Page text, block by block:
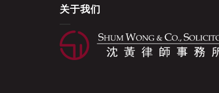
关于我们